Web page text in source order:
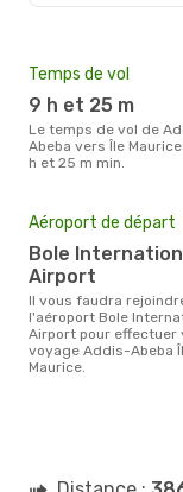
Temps de vol
9 h et 25 m
Le temps de vol de Addis-
Abeba vers Île
h et 25 m min.
Aéroport de départ
Bole International
Airport
Il vous faudra rejoindre
l'aéroport Bole
Airport pour effectuer
voyage Addis-Abeba
Maurice.